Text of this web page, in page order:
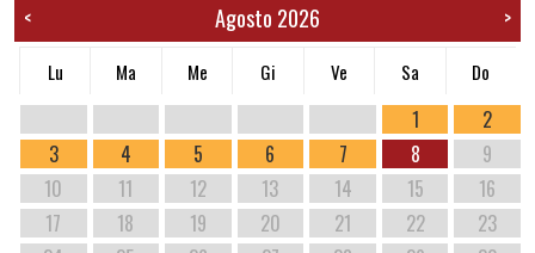
< Agosto 2026 >
Lu Ma Me Gi Ve Sa Do
1
2
3
4 5 6 7 8
9
10
11 12 13 14 15
16
17
18 19 20 21 22
23